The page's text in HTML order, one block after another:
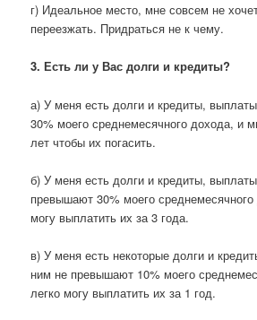
г) Идеальное место, мне совсем не
переезжать. Придраться не к чему.
3. Есть ли у Вас долги и кредиты?
а) У меня есть долги и кредиты,
30% моего среднемесячного дохода, и
лет чтобы их погасить.
б) У меня есть долги и кредиты,
превышают 30% моего
могу выплатить их за 3 года.
в) У меня есть некоторые долги и
ним не превышают 10% моего
легко могу выплатить их за 1 год.